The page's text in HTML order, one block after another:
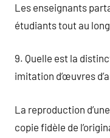
Les enseignants
étudiants tout au
9. Quelle est la
imitation d’œuvres
La reproduction
copie fidèle de